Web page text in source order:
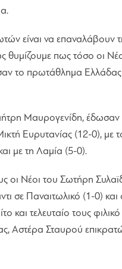
είναι να επαναλάβουν
θυμίζουμε πως τόσο οι
το πρωτάθλημα Ελλάδας
Μαυρογενίδη, έδωσαν
Ευρυτανίας (12-0), με
με τη Λαμία (5-0).
οι Νέοι του Σωτήρη
σε Παναιτωλικό (1-0)
και τελευταίο τους φιλικό
Αστέρα Σταυρού